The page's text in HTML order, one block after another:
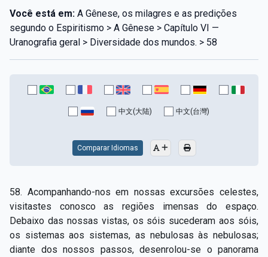
Você está em: A Gênese, os milagres e as predições
segundo o Espiritismo > A Gênese > Capítulo VI —
Uranografia geral > Diversidade dos mundos. > 58
中文(大陆) 中文(台灣)
Comparar Idiomas
58. Acompanhando-nos em nossas excursões celestes,
visitastes conosco as regiões imensas do espaço.
Debaixo das nossas vistas, os sóis sucederam aos sóis,
os sistemas aos sistemas, as nebulosas às nebulosas;
diante dos nossos passos, desenrolou-se o panorama